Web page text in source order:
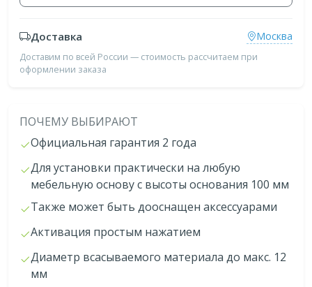
Доставка Москва
Доставим по всей России — стоимость рассчитаем при
оформлении заказа
ПОЧЕМУ ВЫБИРАЮТ
Официальная гарантия 2 года
Для установки практически на любую
мебельную основу с высоты основания 100 мм
Также может быть дооснащен аксессуарами
Активация простым нажатием
Диаметр всасываемого материала до макс. 12
мм